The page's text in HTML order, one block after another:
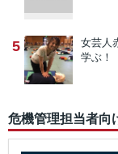
5 女芸人
学ぶ！
危機管理担当者向